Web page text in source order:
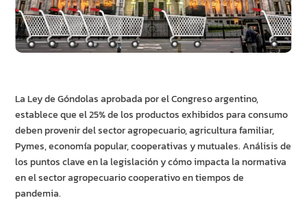
La Ley de Góndolas aprobada por el Congreso argentino,
establece que el 25% de los productos exhibidos para consumo
deben provenir del sector agropecuario, agricultura familiar,
Pymes, economía popular, cooperativas y mutuales. Análisis de
los puntos clave en la legislación y cómo impacta la normativa
en el sector agropecuario cooperativo en tiempos de
pandemia.